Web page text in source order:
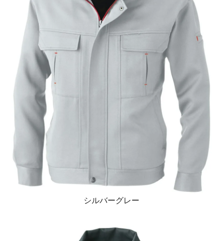
シルバーグレー